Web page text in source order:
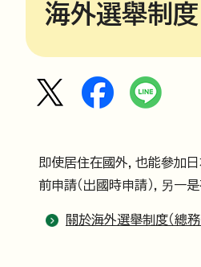
海外選舉制度
即使居住在國外，也能參加
前申請（出國時申請），另一
關於海外選舉制度（總